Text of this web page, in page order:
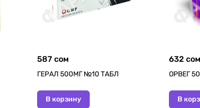
587 сом
ГЕРАЛ 500МГ №10 ТАБЛ
В корзину
632 сом
ОРВЕГ
В